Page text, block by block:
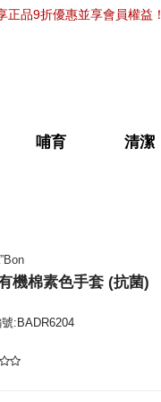
品9折優惠並享會員權益！
哺育 清潔
機棉素色手套 (抗菌)
:BADR6204